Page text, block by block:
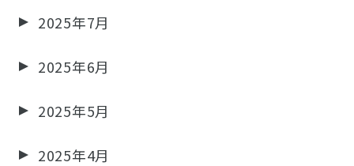
2025年7月
2025年6月
2025年5月
2025年4月